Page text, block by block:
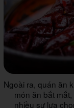
Ngoài ra, quán ăn
món ăn bắt
nhiều sự lựa